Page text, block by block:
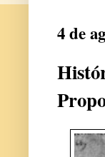
4 de